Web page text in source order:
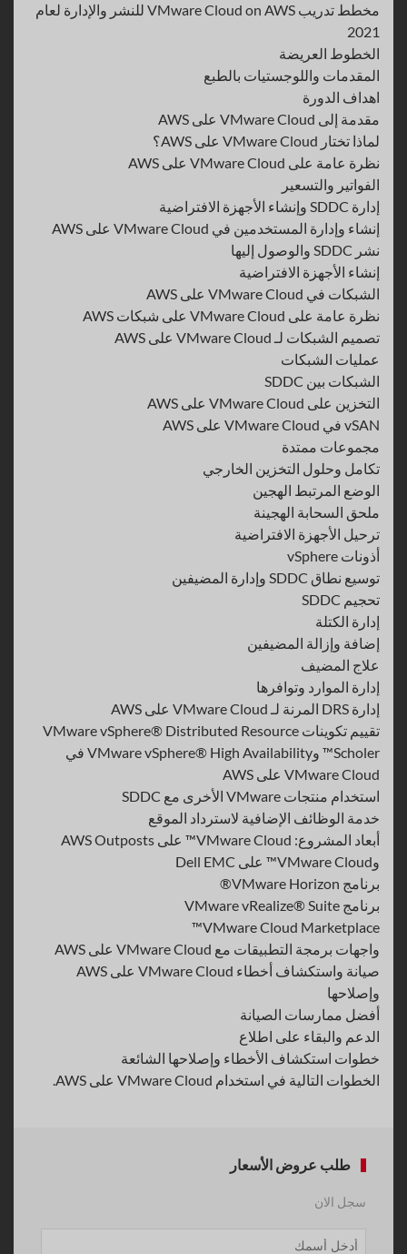
مخطط تدريب VMware Cloud on AWS للنشر والإدارة لعام
2021
الخطوط العريضة
المقدمات واللوجستيات بالطبع
اهداف الدورة
مقدمة إلى VMware Cloud على AWS
لماذا تختار VMware Cloud على AWS؟
نظرة عامة على VMware Cloud على AWS
الفواتير والتسعير
إدارة SDDC وإنشاء الأجهزة الافتراضية
إنشاء وإدارة المستخدمين في VMware Cloud على AWS
نشر SDDC والوصول إليها
إنشاء الأجهزة الافتراضية
الشبكات في VMware Cloud على AWS
نظرة عامة على VMware Cloud على شبكات AWS
تصميم الشبكات لـ VMware Cloud على AWS
عمليات الشبكات
الشبكات بين SDDC
التخزين على VMware Cloud على AWS
vSAN في VMware Cloud على AWS
مجموعات ممتدة
تكامل وحلول التخزين الخارجي
الوضع المرتبط الهجين
ملحق السحابة الهجينة
ترحيل الأجهزة الافتراضية
أذونات vSphere
توسيع نطاق SDDC وإدارة المضيفين
تحجيم SDDC
إدارة الكتلة
إضافة وإزالة المضيفين
علاج المضيف
إدارة الموارد وتوافرها
إدارة DRS المرنة لـ VMware Cloud على AWS
تقييم تكوينات VMware vSphere® Distributed Resource
Scholer™ وVMware vSphere® High Availability في
VMware Cloud على AWS
استخدام منتجات VMware الأخرى مع SDDC
خدمة الوظائف الإضافية لاسترداد الموقع
أبعاد المشروع: VMware Cloud™ على AWS Outposts
وVMware Cloud™ على Dell EMC
برنامج VMware Horizon®
برنامج VMware vRealize® Suite
VMware Cloud Marketplace™
واجهات برمجة التطبيقات مع VMware Cloud على AWS
صيانة واستكشاف أخطاء VMware Cloud على AWS
وإصلاحها
أفضل ممارسات الصيانة
الدعم والبقاء على اطلاع
خطوات استكشاف الأخطاء وإصلاحها الشائعة
الخطوات التالية في استخدام VMware Cloud على AWS.
طلب عروض الأسعار
سجل الان